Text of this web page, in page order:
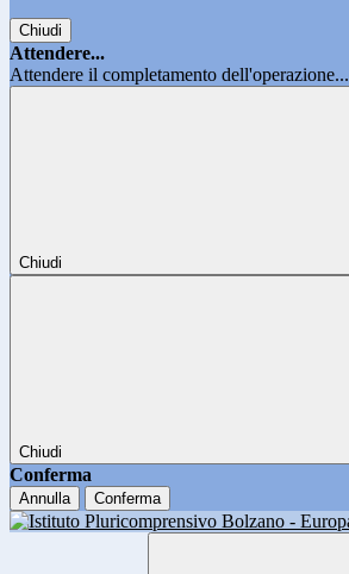
Chiudi
Attendere...
Attendere il completamento dell'operazione...
Chiudi
Chiudi
Conferma
Annulla Conferma